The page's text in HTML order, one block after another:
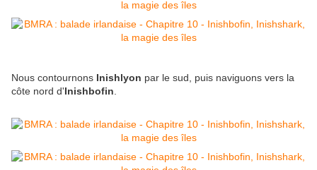
Nous contournons Inishlyon par le sud, puis naviguons vers la
côte nord d'Inishbofin